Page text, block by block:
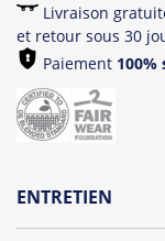
Livraison
et retour sous 30
Paiement 100%
ENTRETIEN